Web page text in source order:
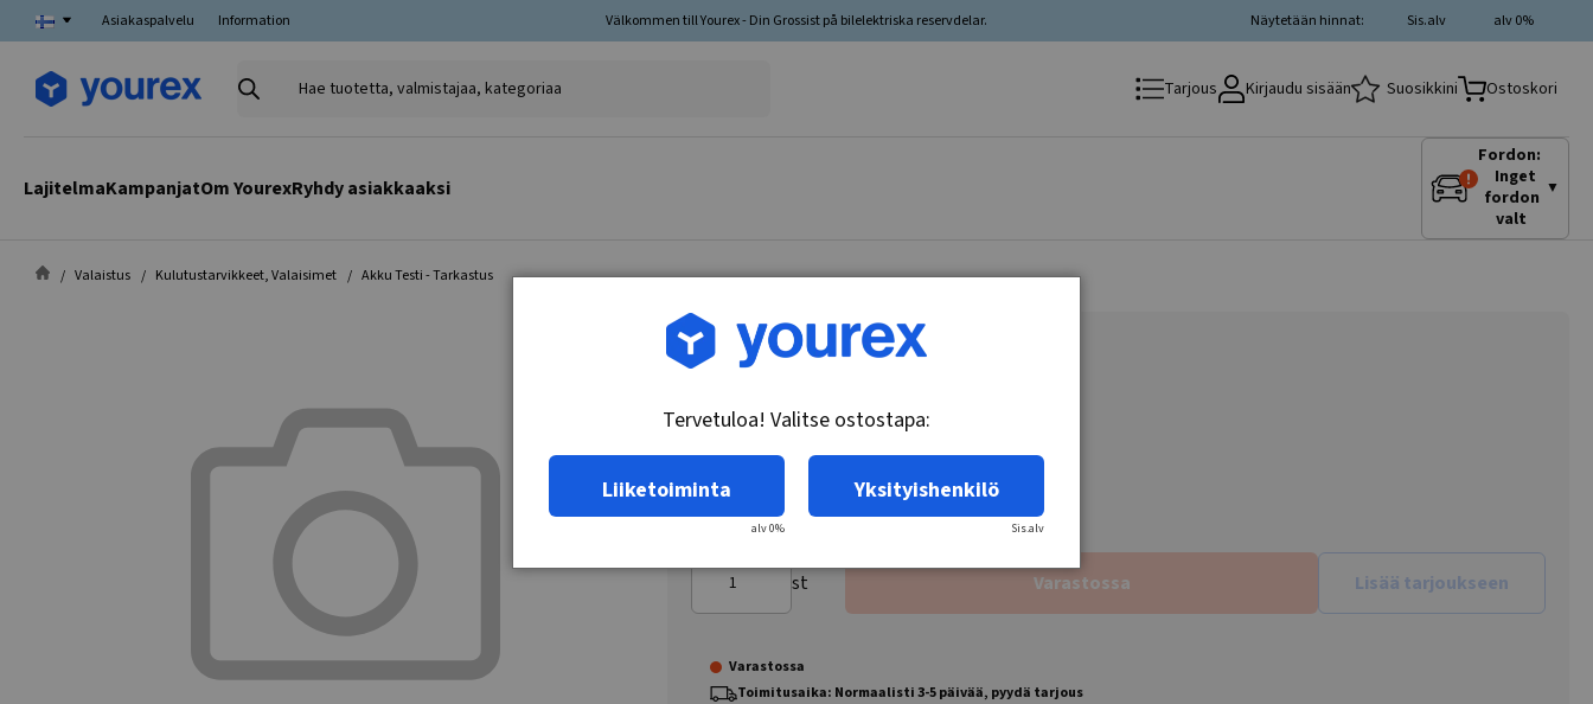
Asiakaspalvelu Information Välkommen till Yourex - Din Grossist på bilelektriska reservdelar. alv 0%
Sis.alv
Näytetään hinnat:
Hae
Tarjous Kirjaudu sisään Suosikkini Ostoskori
LajitelmaKampanjatOm YourexRyhdy asiakkaaksi
Fordon:
Inget
fordon
valt
▼
Valaistus Kulutustarvikkeet, Valaisimet Akku Testi - Tarkastus
Tuotenro.: 85-290-2300T
€0,00 sis. alv
st Varastossa Lisää tarjoukseen
Varastossa
Toimitusaika: Normaalisti 3-5 päivää, pyydä tarjous
Tervetuloa! Valitse ostostapa:
Liiketoiminta
alv 0%
Yksityishenkilö
Sis.alv